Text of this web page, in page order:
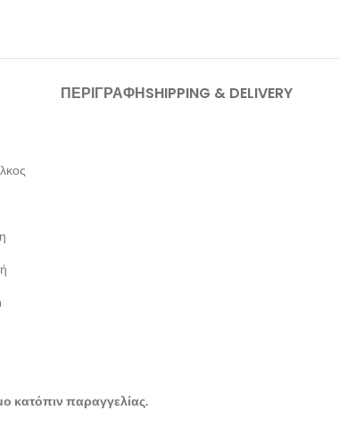
ΠΕΡΙΓΡΑΦΉSHIPPING & DELIVERY
κατόπιν παραγγελίας.